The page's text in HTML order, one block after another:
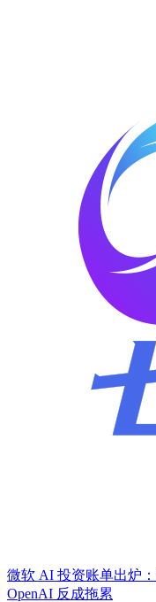
微软 AI 投资账单出炉
OpenAI 反成拖累